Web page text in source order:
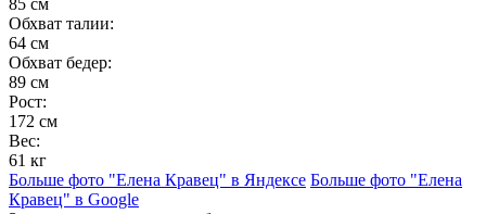
Обхват талии:
64 см
Обхват бедер:
89 см
Рост:
172 см
Вес:
61 кг
Больше фото "Елена Кравец" в Яндексе Больше фото "Елена
Кравец" в Google